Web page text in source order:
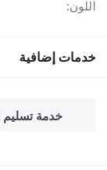
اللون:
خدمات إضافية
خدمة تسليم